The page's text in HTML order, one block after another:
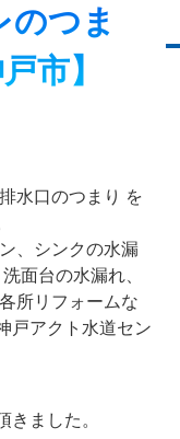
のつま
市】
水口のつまり を
、シンクの水漏
面台の水漏れ、
所リフォームな
戸アクト水道セン
きました。